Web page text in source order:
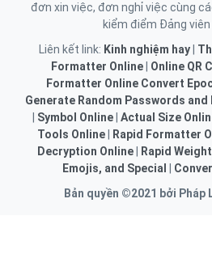
đơn xin việc, đơn nghỉ việc cùng
kiểm điểm Đảng
Liên kết link: Kinh nghiệm hay
Formatter Online| Online QR
Formatter Online Convert
Generate Random Passwords and
Symbol Online Actual Size
Tools Online| Rapid Formatter
Decryption Online| Rapid
Emojis, and Special
Bản quyền ©2021 bởi